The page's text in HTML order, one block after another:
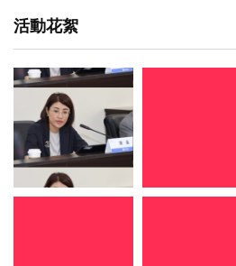
活動花絮